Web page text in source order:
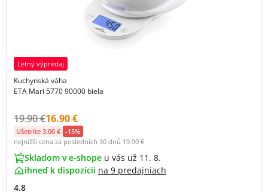
Letný výpredaj
Kuchynská váha
ETA Mari 5770 90000 biela
Původní cena s DPH:
19.90 €Cena s DPH:
16.90 €
Ušetríte 3.00 € -15%
nejnižší cena za posledních 30 dnů 19.90 €
Skladom v e-shope u vás už 11. 8.
ihneď k dispozícii na 9 predajniach
4.8